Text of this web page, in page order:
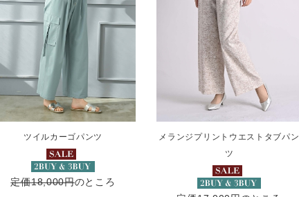
ツイルカーゴパンツ
定価18,000円のところ
メランジプリントウエストタブパン
ツ